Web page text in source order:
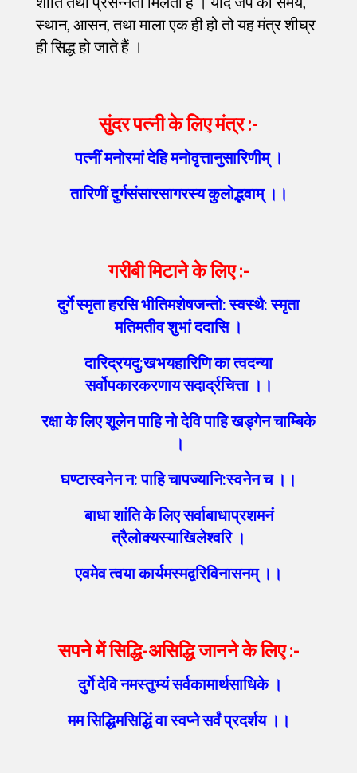
स्थान, आसन, तथा माला एक ही हो तो यह मंत्र शीघ्र
ही सिद्ध हो जाते हैं ।
सुंदर पत्नी के लिए मंत्र:-
पत्नीं मनोरमां देहि मनोवृत्तानुसारिणीम् ।
तारिणीं दुर्गसंसारसागरस्य कुलोद्भवाम् ।।
गरीबी मिटाने के लिए:-
दुर्गे स्मृता हरसि भीतिमशेषजन्तो: स्वस्थै: स्मृता
मतिमतीव शुभां ददासि ।
दारिद्रयदु:खभयहारिणि का त्वदन्या
सर्वोपकारकरणाय सदार्द्रचित्ता ।।
रक्षा के लिए शूलेन पाहि नो देवि पाहि खड्गेन चाम्बिके
।
घण्टास्वनेन न: पाहि चापज्यानि:स्वनेन च ।।
बाधा शांति के लिए सर्वाबाधाप्रशमनं
त्रैलोक्यस्याखिलेश्वरि ।
एवमेव त्वया कार्यमस्मद्वरिविनासनम् ।।
सपने में सिद्धि-असिद्धि जानने के लिए:-
दुर्गे देवि नमस्तुभ्यं सर्वकामार्थसाधिके ।
मम सिद्धिमसिद्धिं वा स्वप्ने सर्वं प्रदर्शय ।।